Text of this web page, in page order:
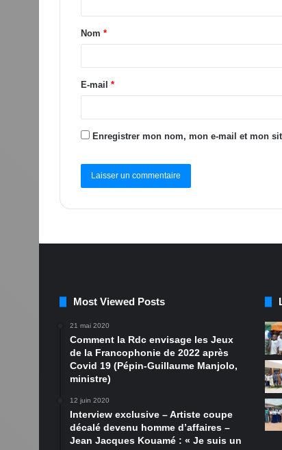
Nom *
E-mail *
Enregistrer mon nom, mon e-mail et mon
Most Viewed Posts
21 mai 2020
Comment la Rdc envisage les Jeux
de la Francophonie de 2022 après
Covid 19 (Pépin-Guillaume Manjolo,
ministre)
12 juin 2020
Interview exclusive – Artiste coupe
décalé devenu homme d’affaires –
Jean Jacques Kouamé : « Je suis un